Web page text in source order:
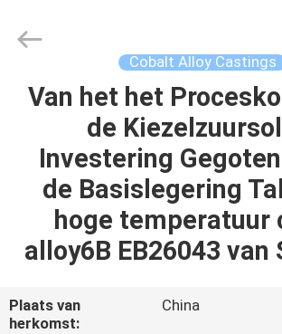
HUIS
PRODUCTEN
VIDEOS
ONGEVEER
ONS
Casting
Reserved.
Cobalt Alloy Castings
Van het het
de
Investering
de Basislegering
hoge temperatuur
alloy6B EB26043 van
Plaats van
herkomst:
China